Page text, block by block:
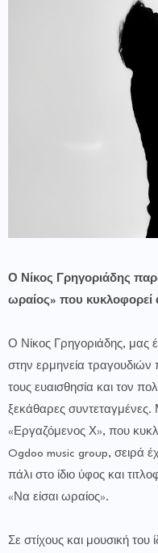
Ο Νίκος Γρηγοριάδης
ωραίος» που
Ο Νίκος Γρηγοριάδης, μας
στην ερμηνεία τραγουδιών
τους ευαισθησία και τον
ξεκάθαρες συντεταγμένες.
«Εργαζόμενος Χ», που
Ogdoo music group, σειρά
πάλι στο ίδιο ύφος και
«Να είσαι ωραίος».
Σε στίχους και μουσική του